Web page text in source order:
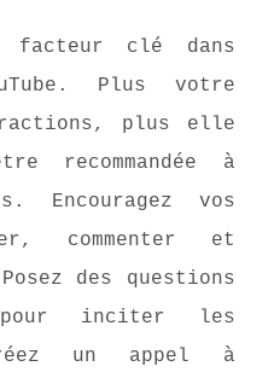
facteur clé dans
Plus votre
plus elle
recommandée à
Encouragez vos
commenter et
des questions
inciter les
un appel à